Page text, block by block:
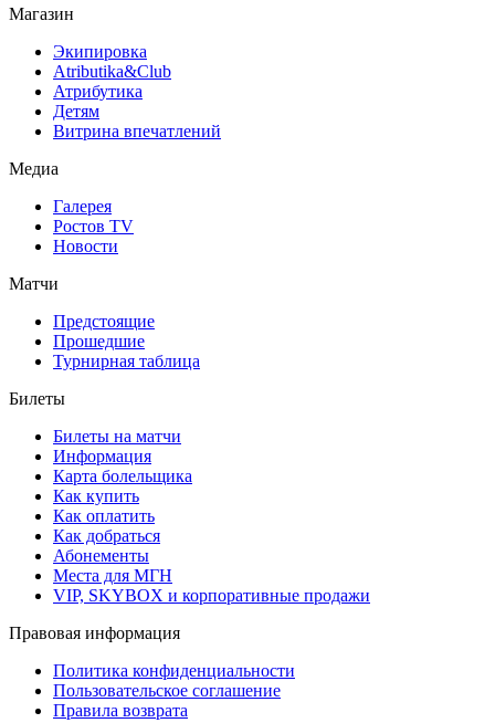
Магазин
Экипировка
Atributika&Club
Атрибутика
Детям
Витрина впечатлений
Медиа
Галерея
Ростов TV
Новости
Матчи
Предстоящие
Прошедшие
Турнирная таблица
Билеты
Билеты на матчи
Информация
Карта болельщика
Как купить
Как оплатить
Как добраться
Абонементы
Места для МГН
VIP, SKYBOX и корпоративные продажи
Правовая информация
Политика конфиденциальности
Пользовательское соглашение
Правила возврата